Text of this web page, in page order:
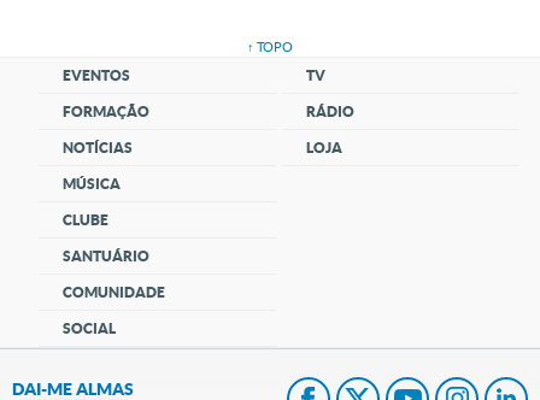
↑ TOPO
EVENTOS
FORMAÇÃO
NOTÍCIAS
MÚSICA
CLUBE
SANTUÁRIO
COMUNIDADE
SOCIAL
TV
RÁDIO
LOJA
DAI-ME ALMAS